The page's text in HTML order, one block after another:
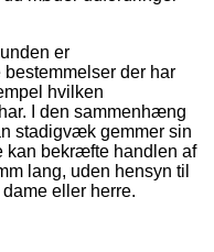
er
der har
hvilken
I den sammenhæng
stadigvæk gemmer sin
kan bekræfte handlen af
lang, uden hensyn til
eller herre.